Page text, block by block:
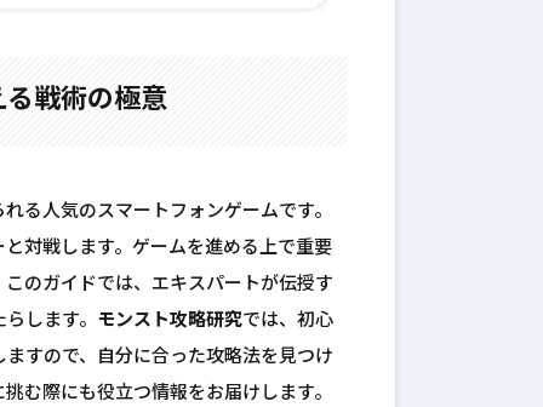
戦術の極意
る人気のスマートフォンゲームです。
対戦します。ゲームを進める上で重要
のガイドでは、エキスパートが伝授す
します。 モンスト攻略研究では、初心
すので、自分に合った攻略法を見つけ
む際にも役立つ情報をお届けします。